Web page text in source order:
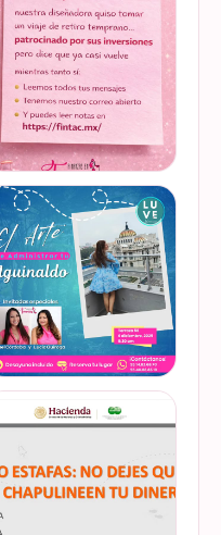
Money Week 2026 (Semana
Mundial del Dinero).
Finanzas en Tacones
somos parte de esta
Jornada…
VER EN
INSTAGRAM
Prometemos que no
desaparecimos… solo
estamos reorganizando
todo (y esperando a que el
diseñador vuelva del retiro
😅). No estamos publicand…
VER EN
INSTAGRAM
mejor forma de gestionar
ese dinero extra de fin de
ahorro o aguinaldo, es un
dinero…
VER EN
INSTAGRAM